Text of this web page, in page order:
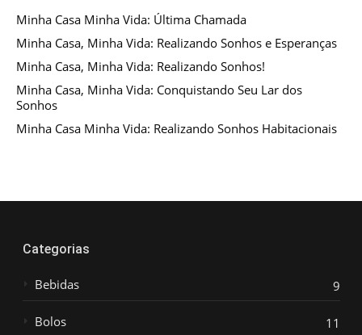
Minha Casa Minha Vida: Última Chamada
Minha Casa, Minha Vida: Realizando Sonhos e Esperanças
Minha Casa, Minha Vida: Realizando Sonhos!
Minha Casa, Minha Vida: Conquistando Seu Lar dos
Sonhos
Minha Casa Minha Vida: Realizando Sonhos Habitacionais
Categorias
Bebidas 9
Bolos 11